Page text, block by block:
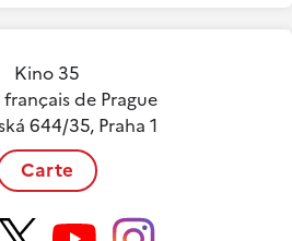
Kino 35
de Prague
644/35, Praha 1
Carte